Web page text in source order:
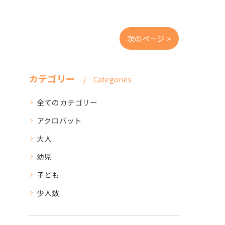
次のページ >
カテゴリー Categories
全てのカテゴリー
アクロバット
大人
幼児
子ども
少人数